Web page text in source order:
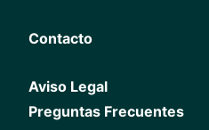
Contacto
Aviso Legal
Preguntas Frecuentes